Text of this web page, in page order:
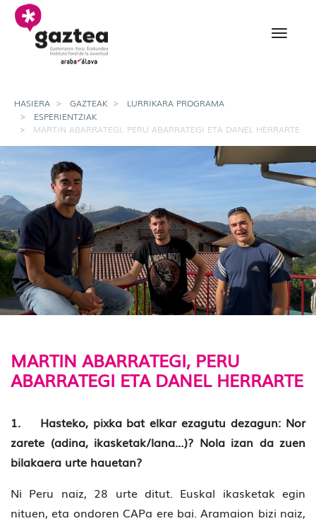
Eduki nagusira joan
Martin Abarrategi,
HASIERA GAZTEAK
LURRIKARA PROGRAMA
ESPERIENTZIAK
MARTIN ABARRATEGI, PERU ABARRATEGI ETA DANEL HERRARTE
MARTIN ABARRATEGI, PERU
ABARRATEGI ETA DANEL HERRARTE
1. Hasteko, pixka bat elkar ezagutu dezagun: Nor
zarete (adina, ikasketak/lana…)? Nola izan da zuen
bilakaera urte hauetan?
Ni Peru naiz, 28 urte ditut. Euskal ikasketak egin
nituen, eta ondoren CAPa ere bai. Aramaion bizi naiz,